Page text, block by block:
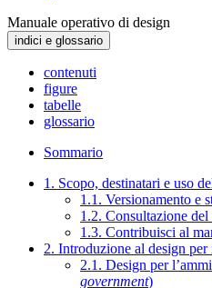
Manuale operativo di design
indici e glossario
contenuti
figure
tabelle
glossario
Sommario
1. Scopo, destinatari e uso
1.1. Versionamento e
1.2. Consultazione del
1.3. Contribuisci al
2. Introduzione al design
2.1. Design per
government)